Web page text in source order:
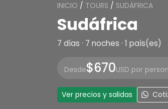
INICIO / TOURS / SUDÁFRICA
Sudáfrica
7 días · 7 noches · 1 país(es)
Desde$670USD por
Ver precios y salidas